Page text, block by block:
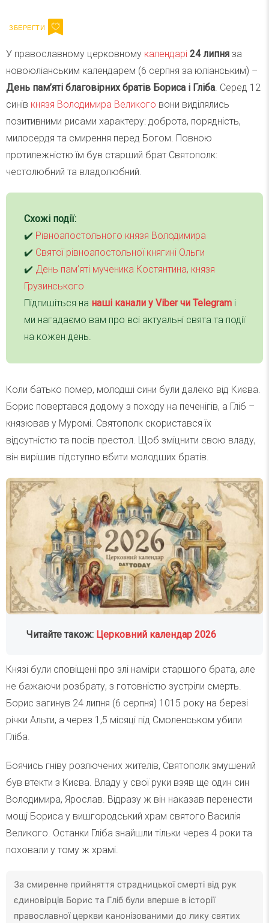
У православному церковному календарі 24 липня за
новоюліанським календарем (6 серпня за юліанським) –
День пам’яті благовірних братів Бориса і Гліба. Серед 12
синів князя Володимира Великого вони виділялись
позитивними рисами характеру: доброта, порядність,
милосердя та смирення перед Богом. Повною
протилежністю їм був старший брат Святополк:
честолюбний та владолюбний.
Схожі події:
✔️ Рівноапостольного князя Володимира
✔️ Святої рівноапостольної княгині Ольги
✔️ День пам’яті мученика Костянтина, князя
Грузинського
Підпишіться на наші канали у Viber чи Telegram і
ми нагадаємо вам про всі актуальні свята та події
на кожен день.
Коли батько помер, молодші сини були далеко від Києва.
Борис повертався додому з походу на печенігів, а Гліб –
князював у Муромі. Святополк скористався їх
відсутністю та посів престол. Щоб зміцнити свою владу,
він вирішив підступно вбити молодших братів.
Читайте також: Церковний календар 2026
Князі були сповіщені про злі наміри старшого брата, але
не бажаючи розбрату, з готовністю зустріли смерть.
Борис загинув 24 липня (6 серпня) 1015 року на березі
річки Альти, а через 1,5 місяці під Смоленськом убили
Гліба.
Боячись гніву розлючених жителів, Святополк змушений
був втекти з Києва. Владу у свої руки взяв ще один син
Володимира, Ярослав. Відразу ж він наказав перенести
мощі Бориса у вишгородський храм святого Василія
Великого. Останки Гліба знайшли тільки через 4 роки та
поховали у тому ж храмі.
За смиренне прийняття страдницької смерті від рук
єдиновірців Борис та Гліб були вперше в історії
православної церкви канонізованими до лику святих